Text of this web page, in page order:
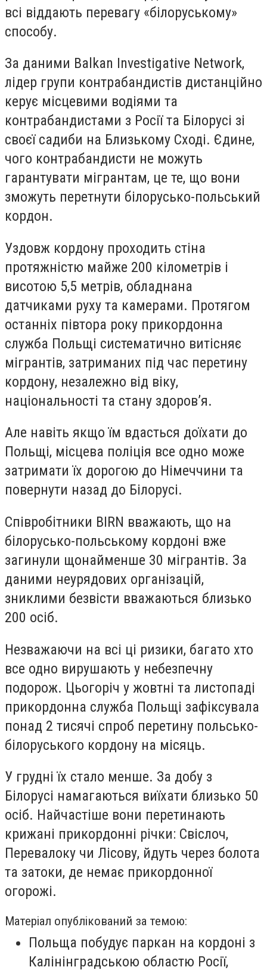
всі віддають перевагу «білоруському»
способу.
За даними Balkan Investigative Network,
лідер групи контрабандистів дистанційно
керує місцевими водіями та
контрабандистами з Росії та Білорусі зі
своєї садиби на Близькому Сході. Єдине,
чого контрабандисти не можуть
гарантувати мігрантам, це те, що вони
зможуть перетнути білорусько-польський
кордон.
Уздовж кордону проходить стіна
протяжністю майже 200 кілометрів і
висотою 5,5 метрів, обладнана
датчиками руху та камерами. Протягом
останніх півтора року прикордонна
служба Польщі систематично витісняє
мігрантів, затриманих під час перетину
кордону, незалежно від віку,
національності та стану здоров’я.
Але навіть якщо їм вдасться доїхати до
Польщі, місцева поліція все одно може
затримати їх дорогою до Німеччини та
повернути назад до Білорусі.
Співробітники BIRN вважають, що на
білорусько-польському кордоні вже
загинули щонайменше 30 мігрантів. За
даними неурядових організацій,
зниклими безвісти вважаються близько
200 осіб.
Незважаючи на всі ці ризики, багато хто
все одно вирушають у небезпечну
подорож. Цьогоріч у жовтні та листопаді
прикордонна служба Польщі зафіксувала
понад 2 тисячі спроб перетину польсько-
білоруського кордону на місяць.
У грудні їх стало менше. За добу з
Білорусі намагаються виїхати близько 50
осіб. Найчастіше вони перетинають
крижані прикордонні річки: Свіслоч,
Перевалоку чи Лісову, йдуть через болота
та затоки, де немає прикордонної
огорожі.
Матеріал опублікований за темою:
Польща побудує паркан на кордоні з
Калінінградською областю Росії,